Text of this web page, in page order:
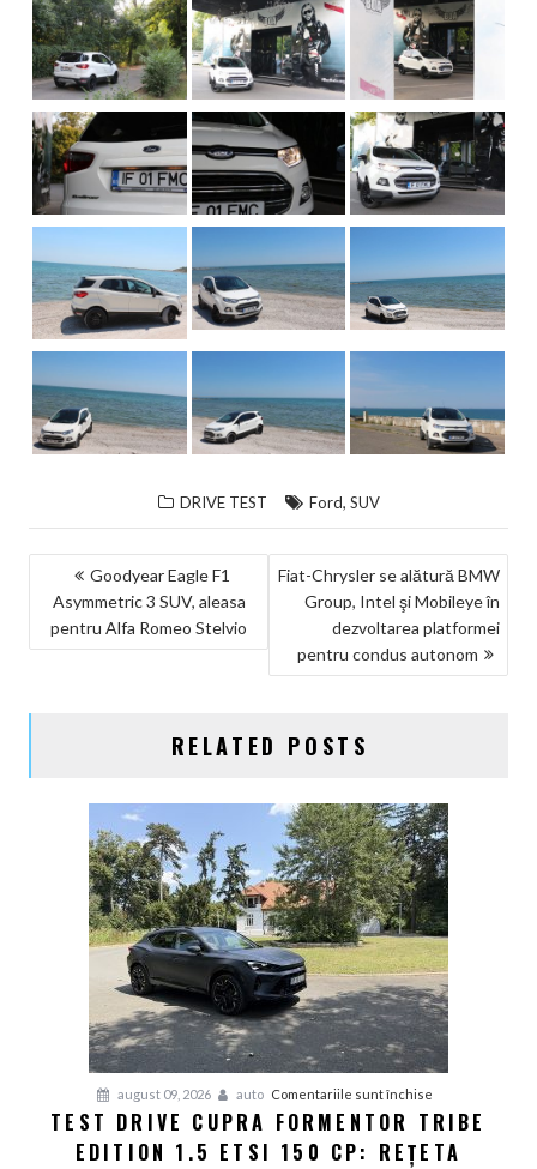
DRIVE TEST Ford, SUV
NAVIGARE
ÎN
ARTICOLE
Goodyear Eagle F1
Asymmetric 3 SUV, aleasa
pentru Alfa Romeo Stelvio
Fiat-Chrysler se alătură BMW
Group, Intel şi Mobileye în
dezvoltarea platformei
pentru condus autonom
RELATED POSTS
august 09, 2026 auto Comentariile sunt închise
Test
Drive
TEST DRIVE CUPRA FORMENTOR TRIBE
EDITION 1.5 ETSI 150 CP: REȚETA